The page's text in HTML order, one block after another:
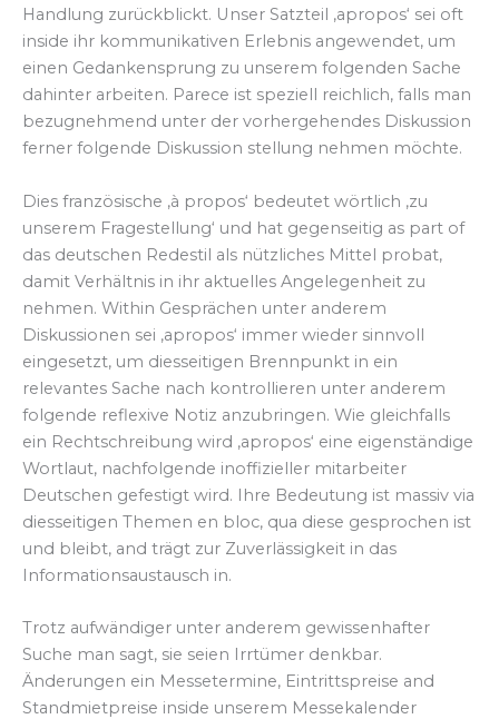
Handlung zurückblickt. Unser Satzteil ‚apropos‘ sei oft
inside ihr kommunikativen Erlebnis angewendet, um
einen Gedankensprung zu unserem folgenden Sache
dahinter arbeiten. Parece ist speziell reichlich, falls man
bezugnehmend unter der vorhergehendes Diskussion
ferner folgende Diskussion stellung nehmen möchte.
Dies französische ‚à propos‘ bedeutet wörtlich ‚zu
unserem Fragestellung‘ und hat gegenseitig as part of
das deutschen Redestil als nützliches Mittel probat,
damit Verhältnis in ihr aktuelles Angelegenheit zu
nehmen. Within Gesprächen unter anderem
Diskussionen sei ‚apropos‘ immer wieder sinnvoll
eingesetzt, um diesseitigen Brennpunkt in ein
relevantes Sache nach kontrollieren unter anderem
folgende reflexive Notiz anzubringen. Wie gleichfalls
ein Rechtschreibung wird ‚apropos‘ eine eigenständige
Wortlaut, nachfolgende inoffizieller mitarbeiter
Deutschen gefestigt wird. Ihre Bedeutung ist massiv via
diesseitigen Themen en bloc, qua diese gesprochen ist
und bleibt, and trägt zur Zuverlässigkeit in das
Informationsaustausch in.
Trotz aufwändiger unter anderem gewissenhafter
Suche man sagt, sie seien Irrtümer denkbar.
Änderungen ein Messetermine, Eintrittspreise and
Standmietpreise inside unserem Messekalender